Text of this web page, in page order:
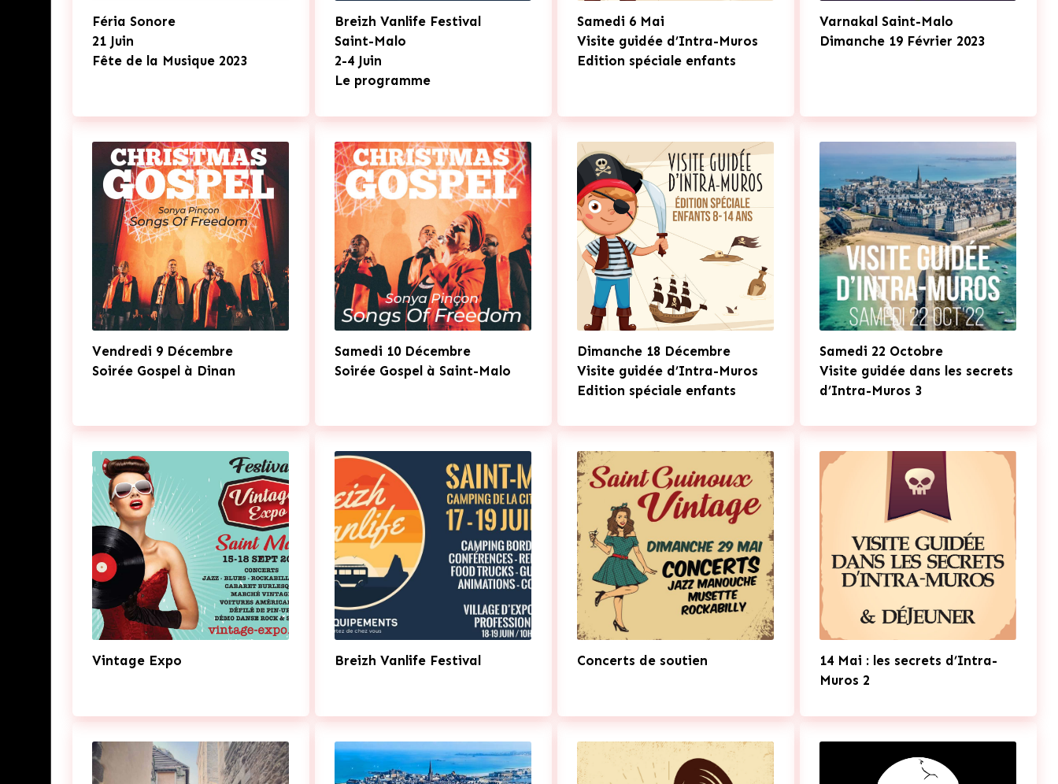
Féria Sonore
21 Juin
Fête de la Musique 2023
Breizh Vanlife Festival
Saint-Malo
2-4 Juin
Le programme
Samedi 6 Mai
Visite guidée d’Intra-Muros
Edition spéciale enfants
Varnakal Saint-Malo
Dimanche 19 Février 2023
Vendredi 9 Décembre
Soirée Gospel à Dinan
Samedi 10 Décembre
Soirée Gospel à Saint-Malo
Dimanche 18 Décembre
Visite guidée d’Intra-Muros
Edition spéciale enfants
Samedi 22 Octobre
Visite guidée dans les secrets
d’Intra-Muros 3
Vintage Expo Breizh Vanlife Festival Concerts de soutien
14 Mai : les secrets d’Intra-
Muros 2